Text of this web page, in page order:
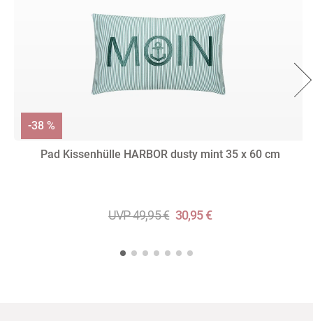
Pad Kissenhülle HARBOR dusty mint 35 x 60 cm
UVP 49,95 € 30,95 €
-38 %